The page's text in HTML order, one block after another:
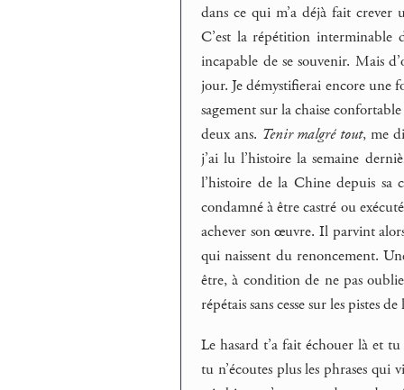
dans ce qui m’a déjà fait
C’est la répétition interminable
incapable de se souvenir. Mais
jour. Je démystifierai encore une
sagement sur la chaise
deux ans. Tenir malgré tout, me
j’ai lu l’histoire la semaine
l’histoire de la Chine depuis sa
condamné à être castré ou
achever son œuvre. Il parvint
qui naissent du renoncement.
être, à condition de ne pas
répétais sans cesse sur les pistes
Le hasard t’a fait échouer là et
tu n’écoutes plus les phrases qui